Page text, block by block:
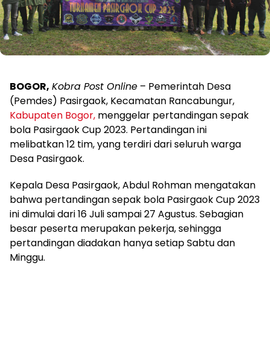
BOGOR, Kobra Post Online – Pemerintah Desa
(Pemdes) Pasirgaok, Kecamatan Rancabungur,
Kabupaten Bogor, menggelar pertandingan sepak
bola Pasirgaok Cup 2023. Pertandingan ini
melibatkan 12 tim, yang terdiri dari seluruh warga
Desa Pasirgaok.
Kepala Desa Pasirgaok, Abdul Rohman mengatakan
bahwa pertandingan sepak bola Pasirgaok Cup 2023
ini dimulai dari 16 Juli sampai 27 Agustus. Sebagian
besar peserta merupakan pekerja, sehingga
pertandingan diadakan hanya setiap Sabtu dan
Minggu.